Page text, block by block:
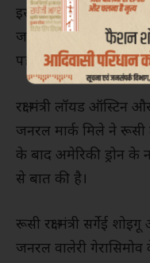
इसके प्रोपेलर को बाधित
जारी अंश कथित तौर
पहले या बाद की घटनाओं
रक्षा मंत्री लॉयड
जनरल मार्क मिले ने
के बाद अमेरिकी ड्रोन के
से बात की है।
रूसी रक्षा मंत्री सर्गेई
जनरल वालेरी